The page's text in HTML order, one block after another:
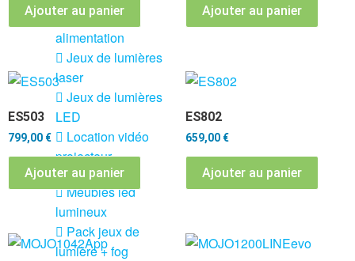
DMX et
alimentation
Jeux de lumières
laser
Jeux de lumières
LED
Location vidéo
projecteur
Meubles led
lumineux
Pack jeux de
lumière + fog
Ajouter au panier Ajouter au panier
ES503
799,00 €
Ajouter au panier
ES802
659,00 €
Ajouter au panier